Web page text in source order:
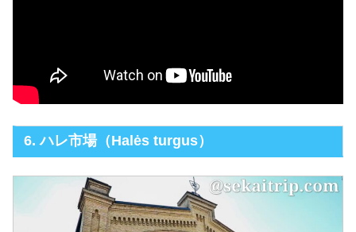
6. ハレ市場（Halės turgus）